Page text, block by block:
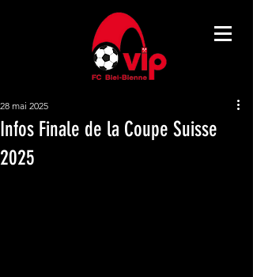
Infos Finale de la Coupe Suisse
2025
28 mai 2025